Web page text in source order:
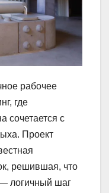
рабочее
где
сочетается с
Проект
решившая, что
логичный шаг